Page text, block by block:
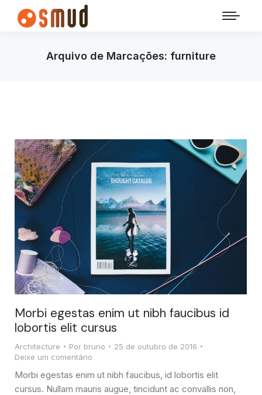
Arquivo de Marcações: furniture
Morbi egestas enim ut nibh faucibus id
lobortis elit cursus
Architecture Por bruno
25 de outubro de 2016
Deixe um comentário
Morbi egestas enim ut nibh faucibus, id lobortis elit
cursus. Nullam mauris augue, tincidunt ac convallis non,